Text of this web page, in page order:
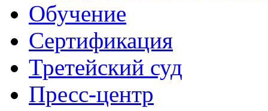
Обучение
Сертификация
Третейский суд
Пресс-центр